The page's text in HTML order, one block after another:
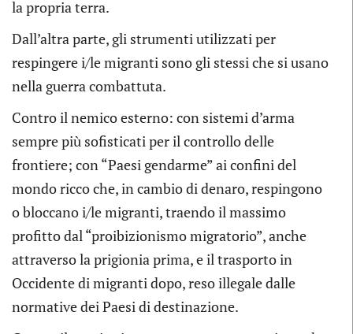
la propria terra.
Dall’altra parte, gli strumenti utilizzati per
respingere i/le migranti sono gli stessi che si usano
nella guerra combattuta.
Contro il nemico esterno: con sistemi d’arma
sempre più sofisticati per il controllo delle
frontiere; con “Paesi gendarme” ai confini del
mondo ricco che, in cambio di denaro, respingono
o bloccano i/le migranti, traendo il massimo
profitto dal “proibizionismo migratorio”, anche
attraverso la prigionia prima, e il trasporto in
Occidente di migranti dopo, reso illegale dalle
normative dei Paesi di destinazione.